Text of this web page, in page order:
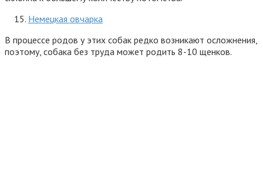
Немецкая овчарка
В процессе родов у этих собак редко возникают осложнения,
поэтому, собака без труда может родить 8-10 щенков.